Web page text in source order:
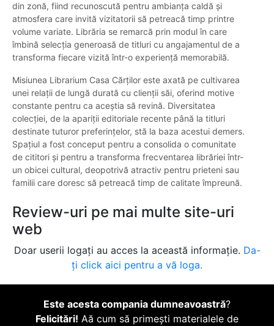
din zonă, fiind recunoscută pentru ambianța caldă și
atmosfera care invită vizitatorii să petreacă timp printre
volume variate. Librăria se remarcă prin modul în care
îmbină selecția generoasă de titluri cu angajamentul de a
transforma fiecare vizită într-o experiență memorabilă.
Misiunea Librarium Casa Cărților este axată pe cultivarea
unei relații de lungă durată cu clienții săi, oferind motive
constante pentru ca aceștia să revină. Diversitatea
colecției, de la apariții editoriale recente până la titluri
destinate tuturor preferințelor, stă la baza acestui demers.
Spațiul a fost conceput pentru a consolida o comunitate
de cititori și pentru a transforma frecventarea librăriei într-
un obicei cultural, deopotrivă atractiv pentru prieteni sau
familii care doresc să petreacă timp de calitate împreună.
Review-uri pe mai multe site-uri
web
Doar userii logați au acces la această informație. Da-
ți click aici pentru a vă loga.
Este acesta compania dumneavoastră?
Felicitări! Aă cum să primești materialele de